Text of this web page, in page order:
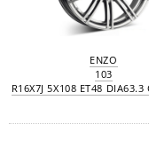
ENZO
103
R16X7J 5X108 ET48 DIA63.3